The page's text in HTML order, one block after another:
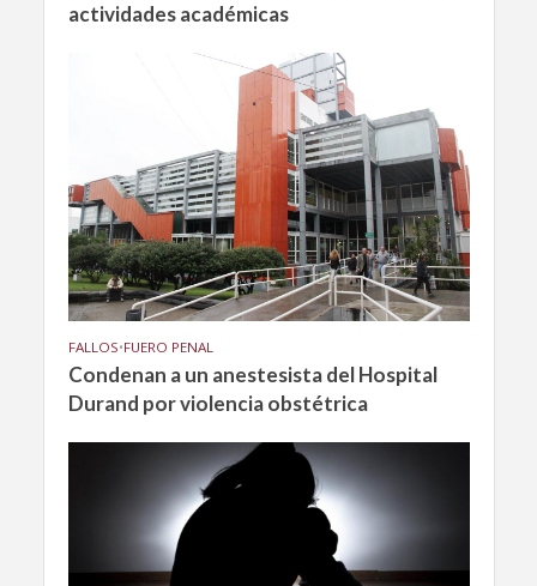
actividades académicas
FALLOS•FUERO PENAL
Condenan a un anestesista del Hospital
Durand por violencia obstétrica